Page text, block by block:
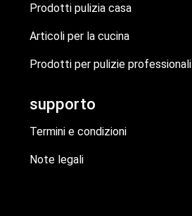
Prodotti pulizia casa
Articoli per la cucina
Prodotti per pulizie professionali
supporto
Termini e condizioni
Note legali